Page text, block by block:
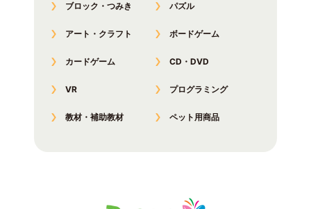
ブロック・つみき パズル
アート・クラフト ボードゲーム
カードゲーム CD・DVD
VR プログラミング
教材・補助教材 ペット用商品